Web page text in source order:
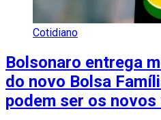
Cotidiano
Bolsonaro entrega
do novo Bolsa
podem ser os